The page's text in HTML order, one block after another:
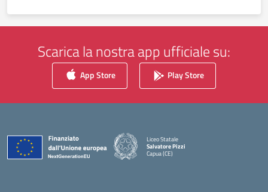
Scarica la nostra app ufficiale su:
App Store Play Store
Liceo Statale
Salvatore Pizzi
Capua (CE)
— Visita la pagina iniziale della scuola